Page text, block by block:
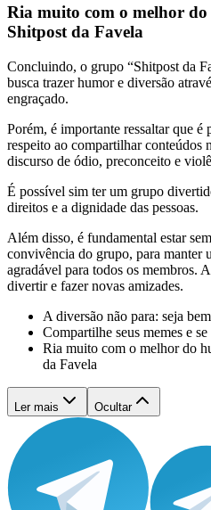
Ria muito com o melhor
Shitpost da Favela
Concluindo, o grupo “Shitpost da
busca trazer humor e diversão
engraçado.
Porém, é importante ressaltar que é
respeito ao compartilhar conteúdos
discurso de ódio, preconceito e
É possível sim ter um grupo
direitos e a dignidade das pessoas.
Além disso, é fundamental estar
convivência do grupo, para manter
agradável para todos os membros.
divertir e fazer novas amizades.
A diversão não para: seja
Compartilhe seus memes e
Ria muito com o melhor do
da Favela
Ler mais Ocultar